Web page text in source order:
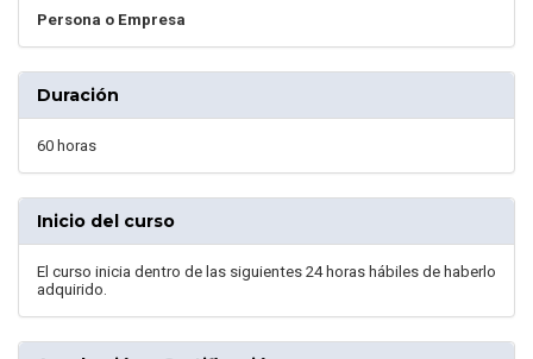
Persona o Empresa
Duración
60 horas
Inicio del curso
El curso inicia dentro de las siguientes 24 horas hábiles de haberlo
adquirido.